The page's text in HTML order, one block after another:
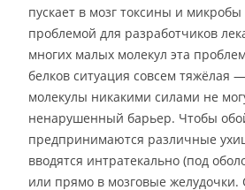
пускает в мозг токсины и
проблемой для разработчиков
многих малых молекул эта
белков ситуация совсем тяжёлая
молекулы никакими силами не
ненарушенный барьер. Чтобы
предпринимаются различные
вводятся интратекально (под
или прямо в мозговые желудочки.